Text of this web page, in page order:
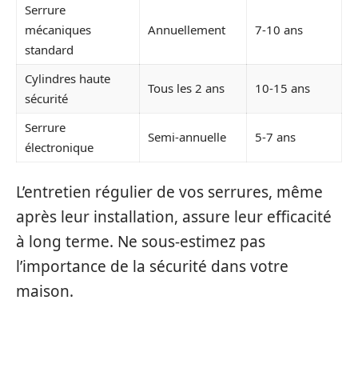
Serrure
mécaniques
standard
Annuellement 7-10 ans
Cylindres haute
sécurité
Tous les 2 ans 10-15 ans
Serrure
électronique
Semi-annuelle 5-7 ans
L’entretien régulier de vos serrures, même
après leur installation, assure leur efficacité
à long terme. Ne sous-estimez pas
l’importance de la sécurité dans votre
maison.